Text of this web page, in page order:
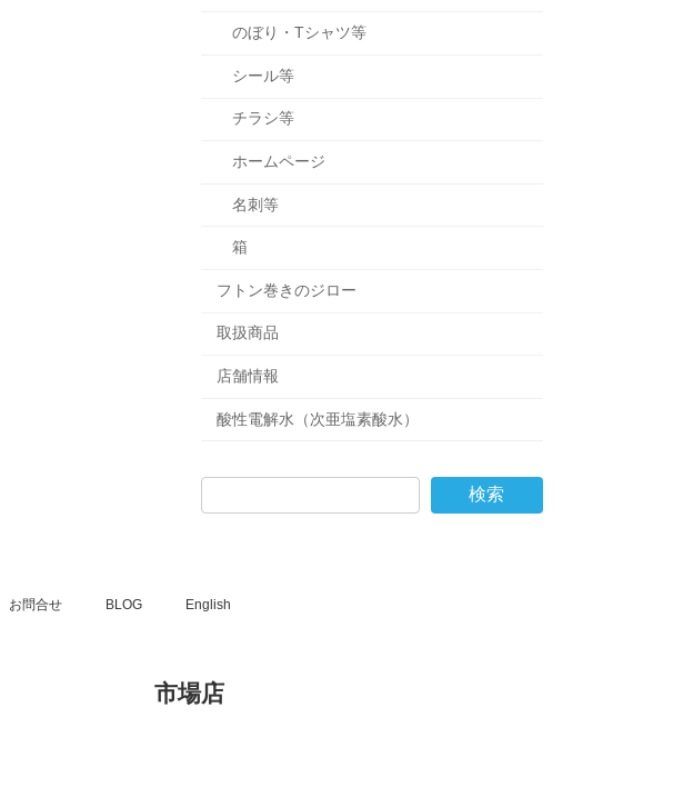
のぼり・Tシャツ等
シール等
チラシ等
ホームページ
名刺等
箱
フトン巻きのジロー
取扱商品
店舗情報
酸性電解水（次亜塩素酸水）
検索
お問合せ BLOG English
市場店